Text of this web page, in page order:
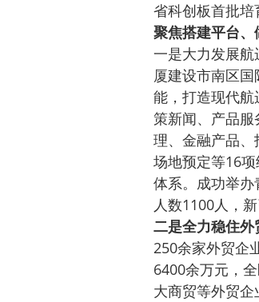
省科创板首批培
聚焦搭建平台
一是大力发展
厦建设市南区
能，打造现代
策新闻、产品
理、金融产品
场地预定等16
体系。成功举
人数1100人，
二是全力稳住外
250余家外贸企
6400余万元，
大商贸等外贸